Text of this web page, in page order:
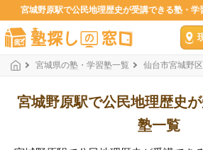
宮城野原駅で公民地理歴史が受講できる塾・学
宮城県の塾・学習塾一覧 仙台市宮城野
宮城野原駅で公民地理歴史
塾一覧